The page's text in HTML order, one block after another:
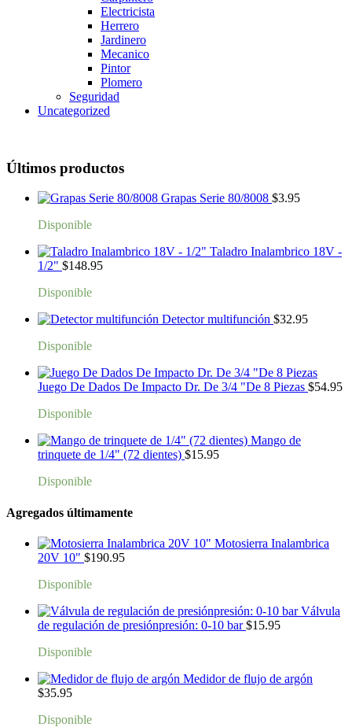
Electricista
Herrero
Jardinero
Mecanico
Pintor
Plomero
Seguridad
Uncategorized
Últimos productos
Grapas Serie 80/8008 $3.95
Disponible
Taladro Inalambrico 18V -
1/2" $148.95
Disponible
Detector multifunción $32.95
Disponible
Juego De Dados De Impacto Dr. De 3/4 "De 8 Piezas $54.95
Disponible
Mango de
trinquete de 1/4" (72 dientes) $15.95
Disponible
Agregados últimamente
Motosierra Inalambrica
20V 10" $190.95
Disponible
Válvula
de regulación de presiónpresión: 0-10 bar $15.95
Disponible
Medidor de flujo de argón
$35.95
Disponible